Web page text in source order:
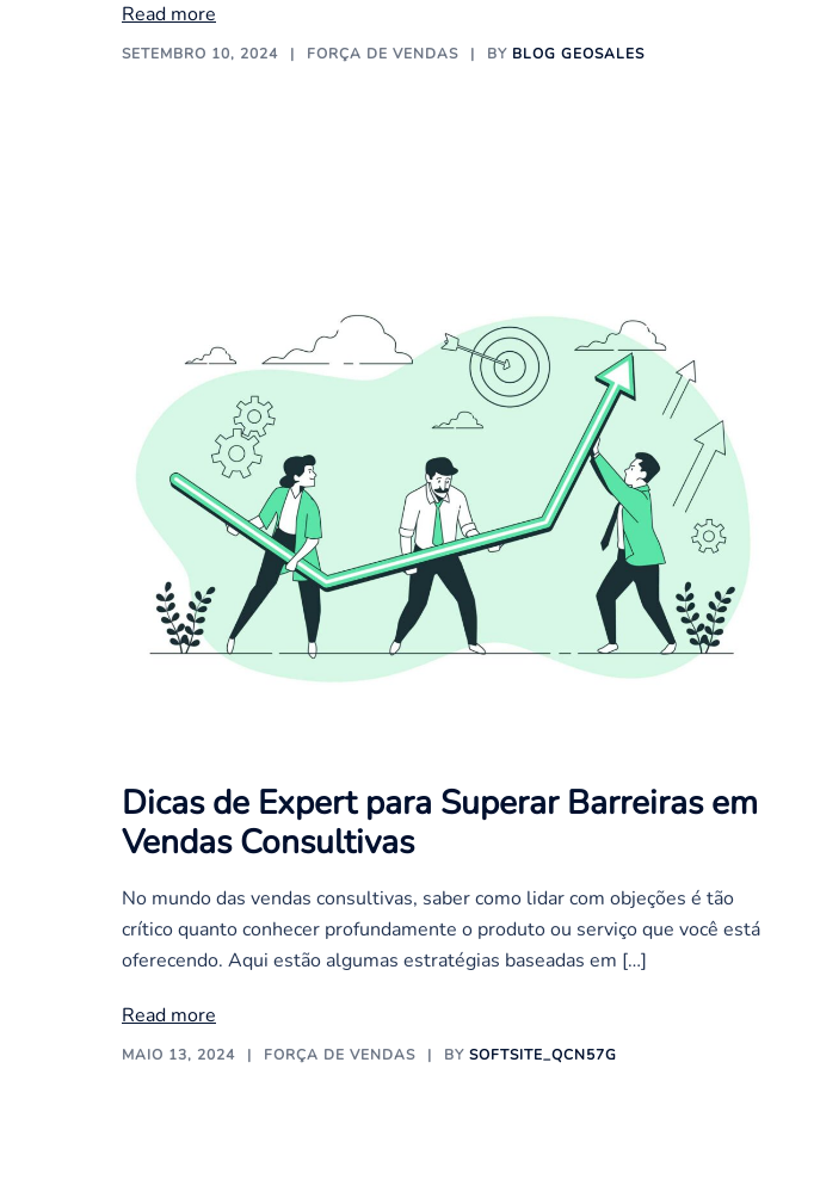
Read more
SETEMBRO 10, 2024 FORÇA DE VENDAS BY BLOG GEOSALES
Dicas de Expert para Superar Barreiras em
Vendas Consultivas
No mundo das vendas consultivas, saber como lidar com objeções é tão
crítico quanto conhecer profundamente o produto ou serviço que você está
oferecendo. Aqui estão algumas estratégias baseadas em […]
Read more
MAIO 13, 2024 FORÇA DE VENDAS BY SOFTSITE_QCN57G